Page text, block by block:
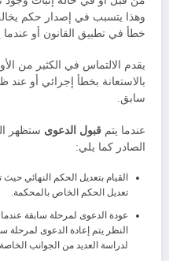
وهذا يتسبب في إصدار حكم
خطأ في تطبيق القانون أو
يقدم الالتماس في الكثير من
بالاستعانة بخطأ إجرائي أو
سابق.
عندما يتم قبول الدعوى ستظهر
الصادر كما يلي:
القيام بتعديل الحكم النهائي حيث
تعديل الحكم الخاص بالمحكمة.
عودة الدعوى لمرحلة سابقة
النظر يتم إعادة الدعوى لمرحلة
لدراسة العديد من الجوانب